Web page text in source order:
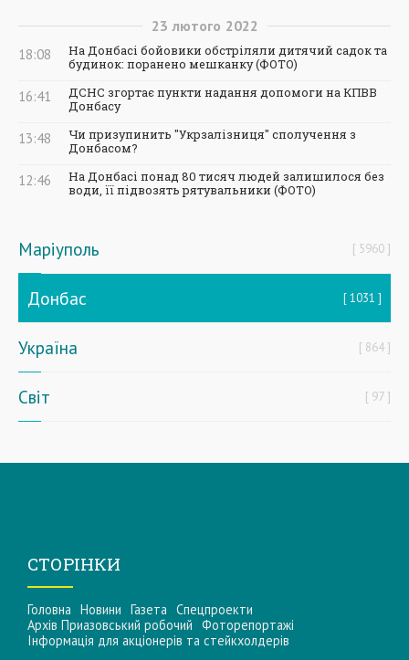
23 лютого 2022
18:08
На Донбасі бойовики обстріляли дитячий садок та
будинок: поранено мешканку (ФОТО)
16:41
ДСНС згортає пункти надання допомоги на КПВВ
Донбасу
13:48
Чи призупинить "Укрзалізниця" сполучення з
Донбасом?
12:46
На Донбасі понад 80 тисяч людей залишилося без
води, її підвозять рятувальники (ФОТО)
Маріуполь 5960
Донбас 1031
Україна 864
Світ 97
СТОРІНКИ
Головна Новини Газета Спецпроекти
Архів Приазовський робочий Фоторепортажі
Інформацiя для акцiонерiв та стейкхолдерiв